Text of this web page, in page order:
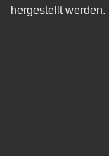
hergestellt werden.